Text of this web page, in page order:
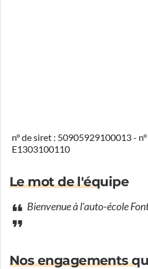
n° de siret : 50905929100013 -
E1303100110
Le mot de l'équipe
Bienvenue à l'auto-école
Nos engagements